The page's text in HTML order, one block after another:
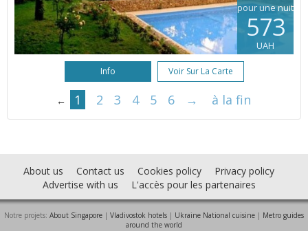
pour une nuit
573
UAH
Info Voir Sur La Carte
← 1 2 3 4 5 6 → à la fin
About us Contact us Cookies policy
Privacy policy
Advertise with us
L'accès pour les partenaires
Notre projets: About Singapore | Vladivostok hotels | Ukraine National cuisine | Metro guides
around the world